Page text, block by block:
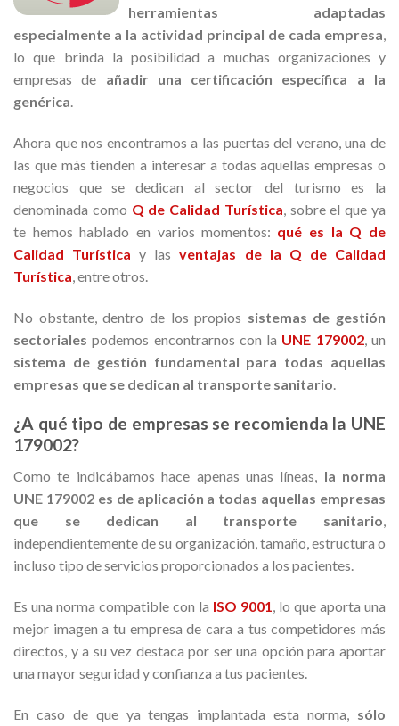
herramientas adaptadas
especialmente a la actividad principal de cada empresa,
lo que brinda la posibilidad a muchas organizaciones y
empresas de añadir una certificación específica a la
genérica.
Ahora que nos encontramos a las puertas del verano, una de
las que más tienden a interesar a todas aquellas empresas o
negocios que se dedican al sector del turismo es la
denominada como Q de Calidad Turística , sobre el que ya
te hemos hablado en varios momentos: qué es la Q de
Calidad Turística y lasventajas de la Q de Calidad
Turística , entre otros.
No obstante, dentro de los propios sistemas de gestión
sectoriales podemos encontrarnos con la UNE 179002, un
sistema de gestión fundamental para todas aquellas
empresas que se dedican al transporte sanitario
¿A qué tipo de empresas se recomienda la UNE
179002?
Como te indicábamos hace apenas unas líneas, la norma
UNE 179002 es de aplicación a todas aquellas empresas
que se dedican al transporte sanitario,
independientemente de su organización, tamaño, estructura o
incluso tipo de servicios proporcionados a los pacientes.
Es una norma compatible con la ISO 9001 , lo que aporta una
mejor imagen a tu empresa de cara a tus competidores más
directos, y a su vez destaca por ser una opción para aportar
una mayor seguridad y confianza a tus pacientes.
En caso de que ya tengas implantada esta norma, sólo